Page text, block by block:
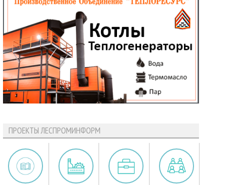
ПРОЕКТЫ ЛЕСПРОМИНФОРМ